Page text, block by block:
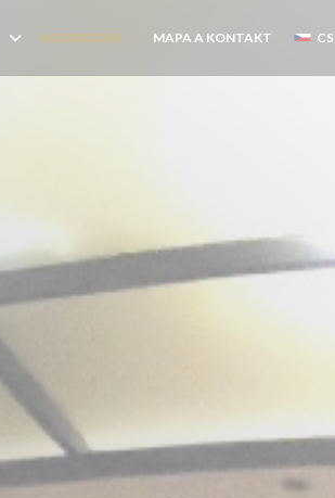
HODNOCENÍ ((OTEVŘE SE V NOVÉM OKNĚ))
MAPA A KONTAKT CS